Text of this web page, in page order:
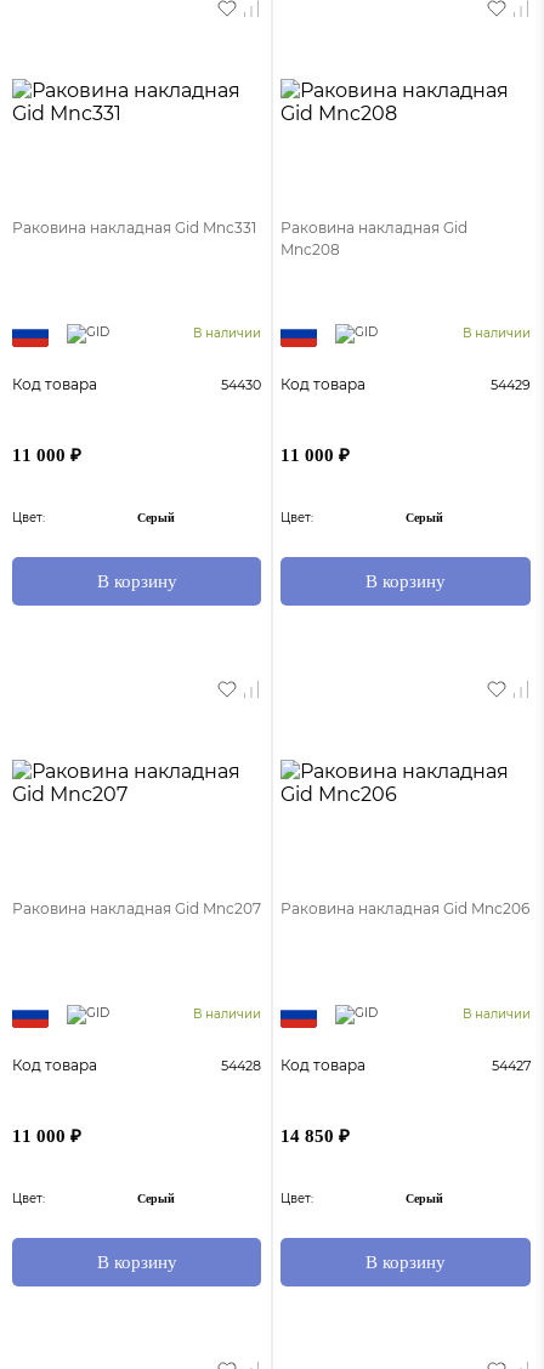
Раковина накладная Gid Mnc331
В наличии
Код товара 54430
11 000 ₽
Цвет: Серый
В корзину
Раковина накладная Gid
Mnc208
В наличии
Код товара 54429
11 000 ₽
Цвет: Серый
В корзину
Раковина накладная Gid Mnc207
В наличии
Код товара 54428
11 000 ₽
Цвет: Серый
В корзину
Раковина накладная Gid Mnc206
В наличии
Код товара 54427
14 850 ₽
Цвет: Серый
В корзину